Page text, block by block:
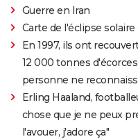
Il était une fois en
Peter von Kant
Nomadland :
streaming, avis...
Sound of Metal
Slalom
Oh Canada : que
Guerre en Iran
Carte de l'éclipse solaire
En 1997, ils ont
12 000 tonnes
personne ne
Erling Haaland,
chose que je ne peux
l'avouer, j'adore ça"